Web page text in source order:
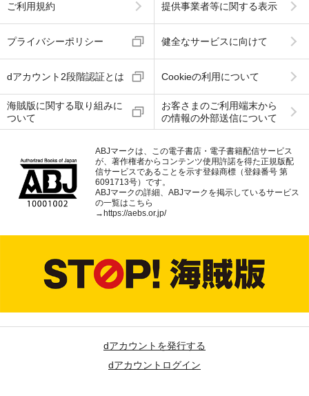
ご利用規約 提供事業者等に関する表示
プライバシーポリシー 健全なサービスに向けて
dアカウント2段階認証とは Cookieの利用について
海賊版に関する取り組みに
ついて
お客さまのご利用端末から
の情報の外部送信について
ABJマークは、この電子書店・電子書籍配信サービス
が、著作権者からコンテンツ使用許諾を得た正規版配
信サービスであることを示す登録商標（登録番号 第
6091713号）です。
ABJマークの詳細、ABJマークを掲示しているサービス
の一覧はこちら
→ https://aebs.or.jp/
dアカウントを発行する
dアカウントログイン